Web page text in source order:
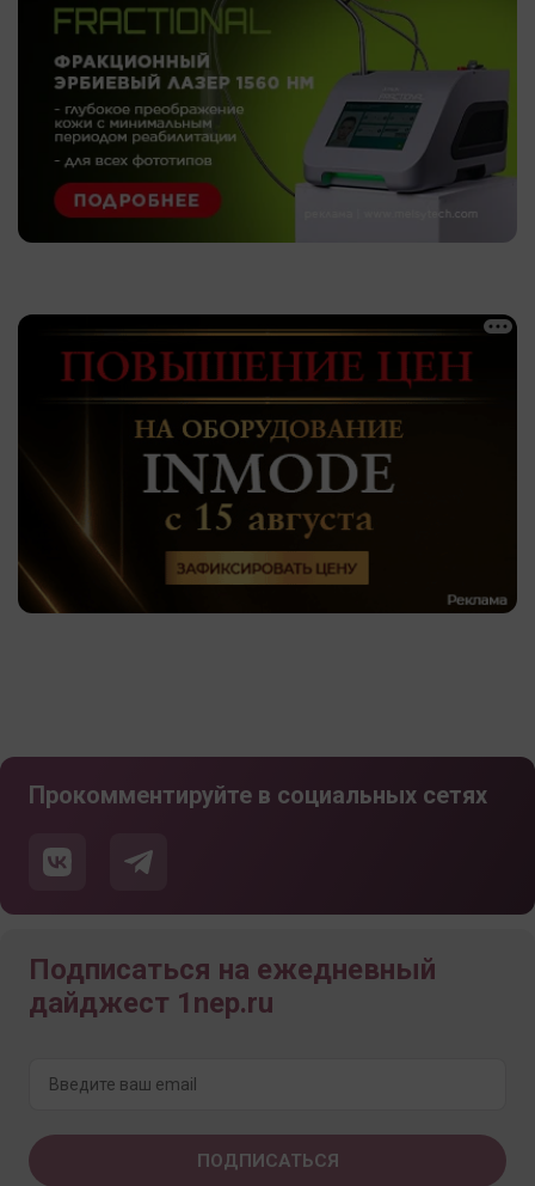
Прокомментируйте в социальных сетях
Подписаться на ежедневный
дайджест 1nep.ru